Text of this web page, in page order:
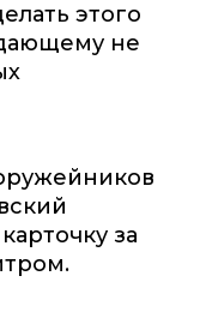
этого
не
за